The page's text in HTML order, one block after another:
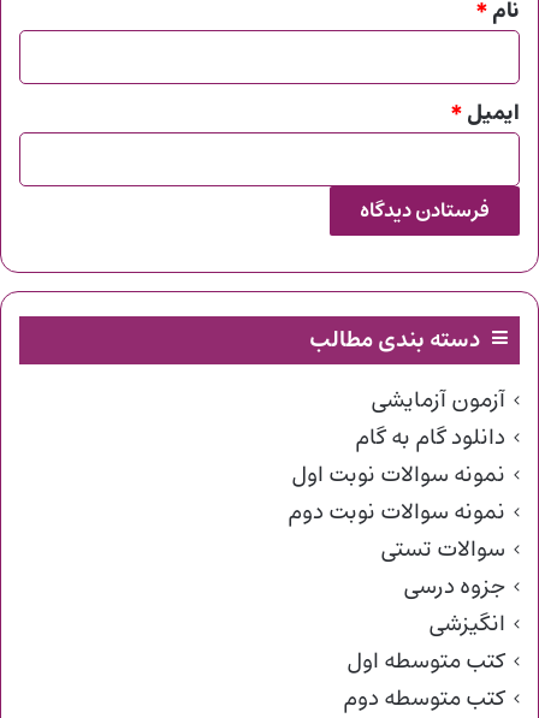
نام*
ایمیل*
دسته بندی مطالب
آزمون آزمایشی
دانلود گام به گام
نمونه سوالات نوبت اول
نمونه سوالات نوبت دوم
سوالات تستی
جزوه درسی
انگیزشی
کتب متوسطه اول
کتب متوسطه دوم